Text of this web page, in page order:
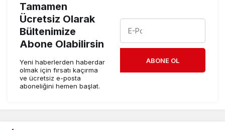
Tamamen
Ücretsiz Olarak
Bültenimize
Abone Olabilirsin
Yeni haberlerden haberdar
olmak için fırsatı kaçırma
ve ücretsiz e-posta
aboneliğini hemen başlat.
ABONE OL